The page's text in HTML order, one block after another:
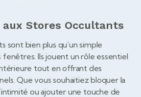
Stores Occultants
sont bien plus qu’un simple
fenêtres. Ils jouent un rôle essentiel
tout en offrant des
Que vous souhaitiez bloquer la
ou ajouter une touche de